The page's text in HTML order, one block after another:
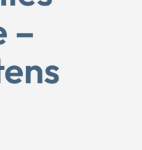
–